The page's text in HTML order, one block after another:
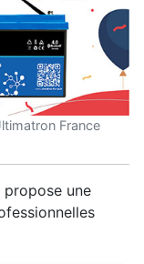
France
propose une